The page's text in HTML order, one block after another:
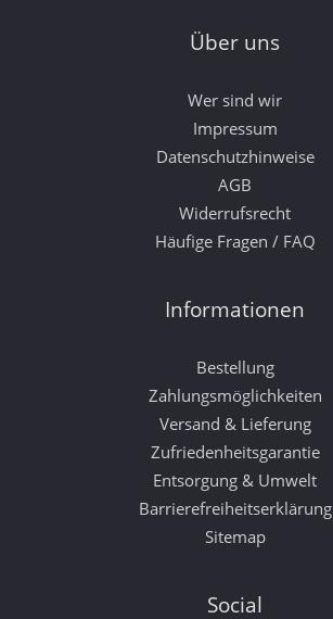
Über uns
Wer sind wir
Impressum
Datenschutzhinweise
AGB
Widerrufsrecht
Häufige Fragen / FAQ
Informationen
Bestellung
Zahlungsmöglichkeiten
Versand & Lieferung
Zufriedenheitsgarantie
Entsorgung & Umwelt
Barrierefreiheitserklärung
Sitemap
Social